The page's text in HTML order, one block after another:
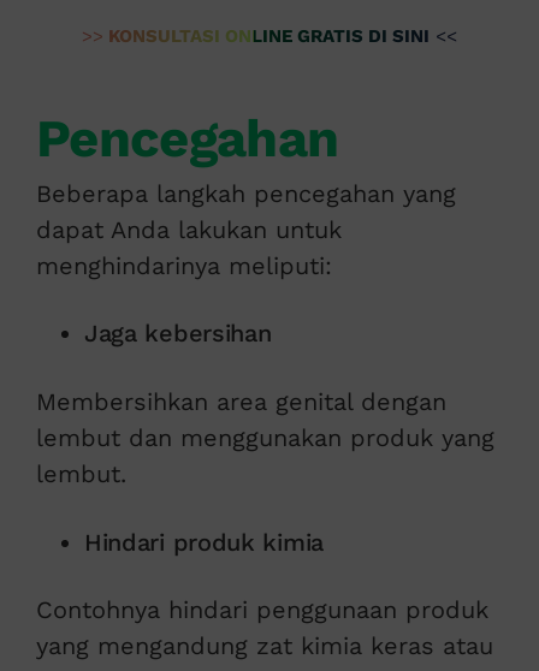
>> KONSULTASI ONLINE GRATIS DI SINI <<
Pencegahan
Beberapa langkah pencegahan yang
dapat Anda lakukan untuk
menghindarinya meliputi:
Jaga kebersihan
Membersihkan area genital dengan
lembut dan menggunakan produk yang
lembut.
Hindari produk kimia
Contohnya hindari penggunaan produk
yang mengandung zat kimia keras atau